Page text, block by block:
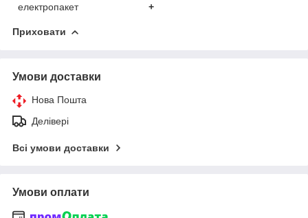
електропакет
+
Приховати
Умови доставки
Нова Пошта
Делівері
Всі умови доставки
Умови оплати